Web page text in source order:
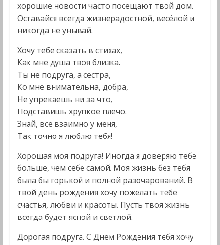
хорошие новости часто посещают твой дом.
Оставайся всегда жизнерадостной, весёлой и
никогда не унывай.
Хочу тебе сказать в стихах,
Как мне душа твоя близка.
Ты не подруга, а сестра,
Ко мне внимательна, добра,
Не упрекаешь ни за что,
Подставишь хрупкое плечо.
Знай, все взаимно у меня,
Так точно я люблю тебя!
Хорошая моя подруга! Иногда я доверяю тебе
больше, чем себе самой. Моя жизнь без тебя
была бы горькой и полной разочарований. В
твой день рождения хочу пожелать тебе
счастья, любви и красоты. Пусть твоя жизнь
всегда будет ясной и светлой.
Дорогая подруга. С Днем Рождения тебя хочу